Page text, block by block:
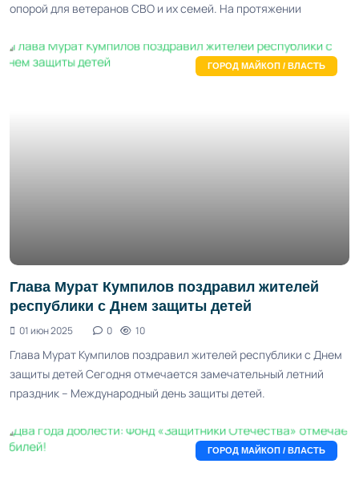
опорой для ветеранов СВО и их семей. На протяжении
ГОРОД МАЙКОП / ВЛАСТЬ
Глава Мурат Кумпилов поздравил жителей
республики с Днем защиты детей
01 июн 2025 0 10
Глава Мурат Кумпилов поздравил жителей республики с Днем
защиты детей Сегодня отмечается замечательный летний
праздник – Международный день защиты детей.
ГОРОД МАЙКОП / ВЛАСТЬ